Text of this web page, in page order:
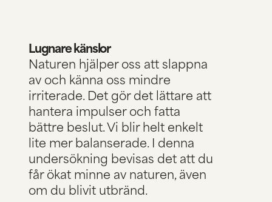
Lugnare känslor
Naturen hjälper oss att slappna
av och känna oss mindre
irriterade. Det gör det lättare att
hantera impulser och fatta
bättre beslut. Vi blir helt enkelt
lite mer balanserade.I denna
undersökning bevisas det att du
får ökat minne av naturen, även
om du blivit utbränd.